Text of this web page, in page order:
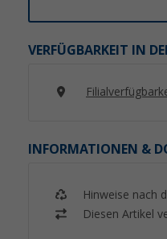
VERFÜGBARKEIT IN
INFORMATIONEN &
Hinweise nach
Diesen Artikel
99€
UVP 34,99 €